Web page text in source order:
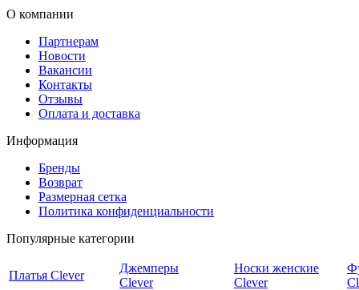
О компании
Партнерам
Новости
Вакансии
Контакты
Отзывы
Оплата и доставка
Информация
Бренды
Возврат
Размерная сетка
Политика конфиденциальности
Популярные категории
Платья Clever
Джемперы
Clever
Носки женские
Clever